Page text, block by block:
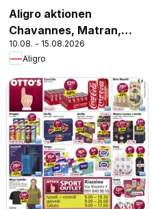
Aligro aktionen
Chavannes, Matran,
Genf, Sitten
10.08. - 15.08.2026
Aligro